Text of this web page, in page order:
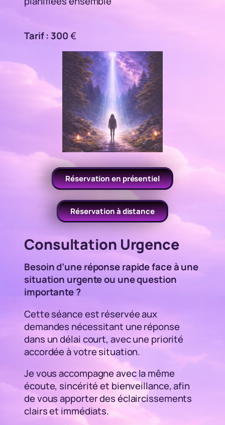
Tarif :300€
Réservation en présentiel
Réservation à distance
Consultation Urgence
Besoin d’une réponse rapide face à une
situation urgente ou une question
importante ?
Cette séance est réservée aux
demandes nécessitant une réponse
dans un délai court, avec une priorité
accordée à votre situation.
Je vous accompagne avec la même
écoute, sincérité et bienveillance, afin
de vous apporter des éclaircissements
clairs et immédiats.